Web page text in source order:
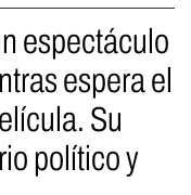
espectáculo
espera el
Su
político y